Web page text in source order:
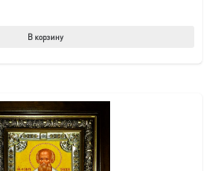
В корзину